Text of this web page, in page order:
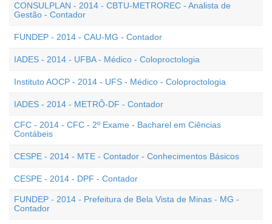
CONSULPLAN - 2014 - CBTU-METROREC - Analista de
Gestão - Contador
FUNDEP - 2014 - CAU-MG - Contador
IADES - 2014 - UFBA - Médico - Coloproctologia
Instituto AOCP - 2014 - UFS - Médico - Coloproctologia
IADES - 2014 - METRÔ-DF - Contador
CFC - 2014 - CFC - 2º Exame - Bacharel em Ciências
Contábeis
CESPE - 2014 - MTE - Contador - Conhecimentos Básicos
CESPE - 2014 - DPF - Contador
FUNDEP - 2014 - Prefeitura de Bela Vista de Minas - MG -
Contador